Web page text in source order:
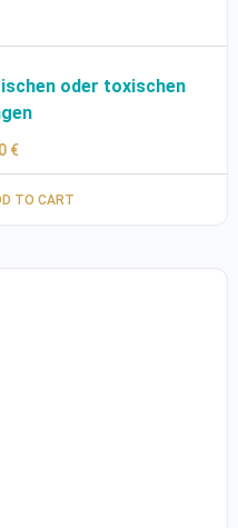
oder toxischen
€
TO CART